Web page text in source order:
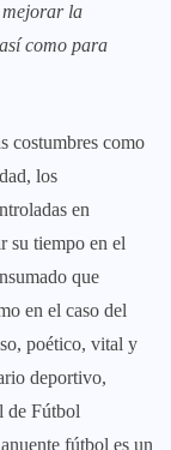
la
como para
costumbres como
los
en
su tiempo en el
que
en el caso del
poético, vital y
deportivo,
de Fútbol
fútbol es un